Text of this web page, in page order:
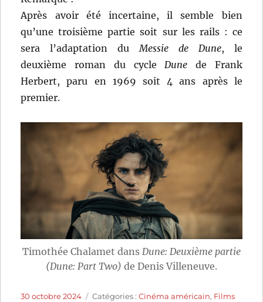
Après avoir été incertaine, il semble bien
qu’une troisième partie soit sur les rails : ce
sera l’adaptation duMessie de Dune, le
deuxième roman du cycleDune de Frank
Herbert, paru en 1969 soit 4 ans après le
premier.
Timothée Chalamet dans Dune: Deuxième partie
(Dune: Part Two) de Denis Villeneuve.
Publié
30 octobre 2024 Catégories
Catégories :Cinéma américain, Films